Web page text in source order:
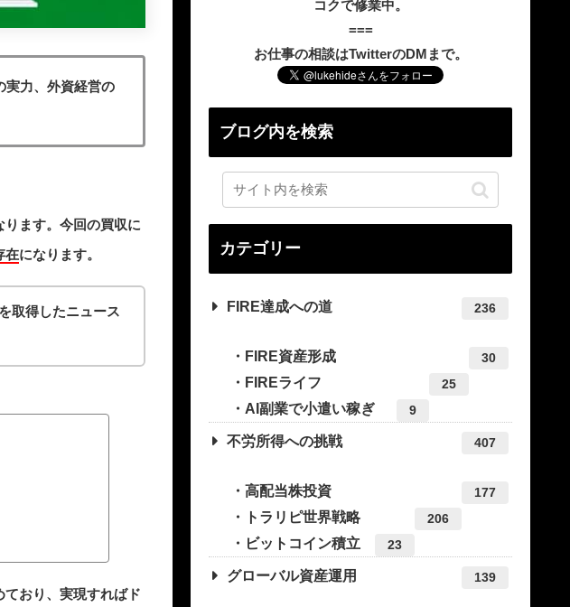
実力、外資経営の
ます。今回の買収に
在になります。
取得したニュース
おり、実現すればド
コクで修業中。
===
お仕事の相談はTwitterのDMまで。
ブログ内を検索
カテゴリー
FIRE達成への道 236
FIRE資産形成 30
FIREライフ 25
AI副業で小遣い稼ぎ 9
不労所得への挑戦 407
高配当株投資 177
トラリピ世界戦略 206
ビットコイン積立 23
グローバル資産運用 139